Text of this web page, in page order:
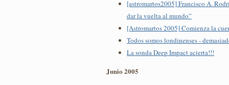
[astromartos2005] Francisco A.
dar la vuelta al mundo”
[Astromartos 2005] Comienza la
Todos somos londinenses -
La sonda Deep Impact acierta!!!
Junio 2005